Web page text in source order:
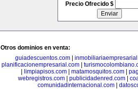
Precio Ofrecido $
Otros dominios en venta:
guiadescuentos.com
planificacionempresarial.com
limpiapisos.com| matamosquitos.com|
webregistros.com| publicidadenred.com|
comunidadinternacional.com|